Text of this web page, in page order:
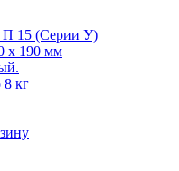
П 15 (Серии У)
х 190 мм
8 кг